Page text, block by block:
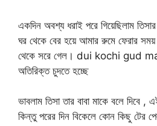
একদিন অবশ্য ধরাই পরে গিয়েছিলাম
ঘর থেকে বের হয়ে আমার রুমে ফেরার সময়
থেকে সরে গেল। dui kochi gud
অতিরিক্ত চুদতে হচ্ছে
ভাবলাম তিসা তার বাবা মাকে বলে
কিন্তু পরের দিন বিকেলে কোন কিছু